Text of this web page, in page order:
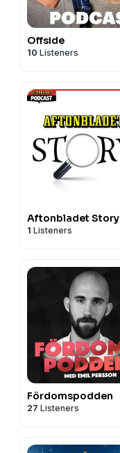
Offside
10 Listeners
Aftonbladet Story
1 Listeners
Fördomspodden
27 Listeners